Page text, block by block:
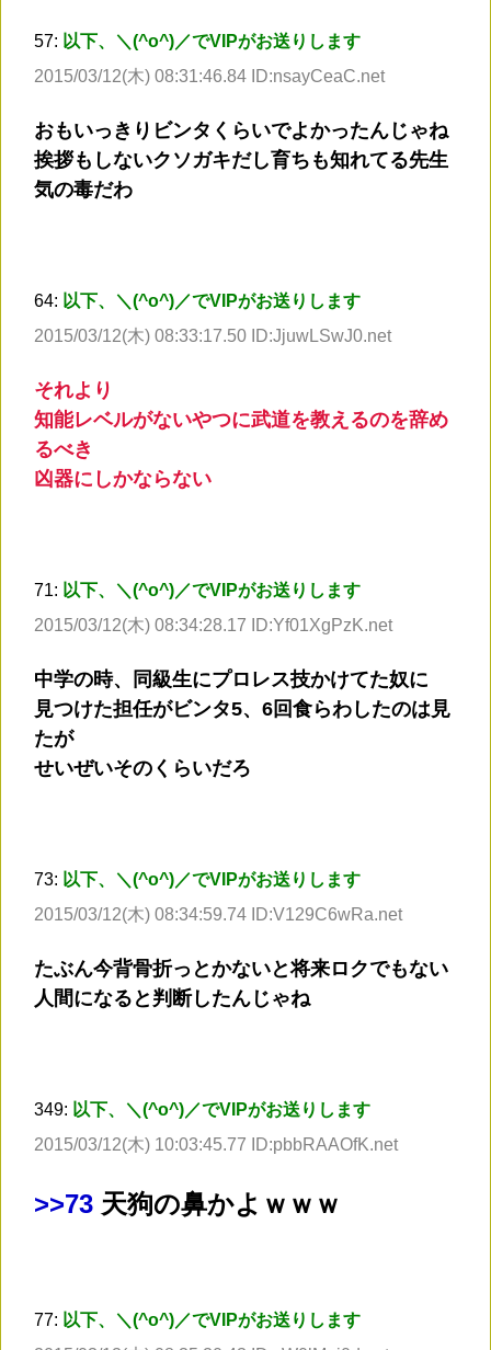
57: 以下、＼(^o^)／でVIPがお送りします
2015/03/12(木) 08:31:46.84 ID:nsayCeaC.net
おもいっきりビンタくらいでよかったんじゃね
挨拶もしないクソガキだし育ちも知れてる先生
気の毒だわ
64: 以下、＼(^o^)／でVIPがお送りします
2015/03/12(木) 08:33:17.50 ID:JjuwLSwJ0.net
それより
知能レベルがないやつに武道を教えるのを辞め
るべき
凶器にしかならない
71: 以下、＼(^o^)／でVIPがお送りします
2015/03/12(木) 08:34:28.17 ID:Yf01XgPzK.net
中学の時、同級生にプロレス技かけてた奴に
見つけた担任がビンタ5、6回食らわしたのは見
たが
せいぜいそのくらいだろ
73: 以下、＼(^o^)／でVIPがお送りします
2015/03/12(木) 08:34:59.74 ID:V129C6wRa.net
たぶん今背骨折っとかないと将来ロクでもない
人間になると判断したんじゃね
349: 以下、＼(^o^)／でVIPがお送りします
2015/03/12(木) 10:03:45.77 ID:pbbRAAOfK.net
>>73 天狗の鼻かよｗｗｗ
77: 以下、＼(^o^)／でVIPがお送りします